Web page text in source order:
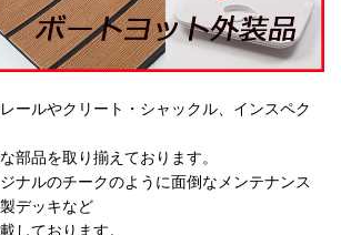
ールやクリート・シャックル、インスペク
部品を取り揃えております。
ナルのチークのように面倒なメンテナンス
デッキなど
しております。